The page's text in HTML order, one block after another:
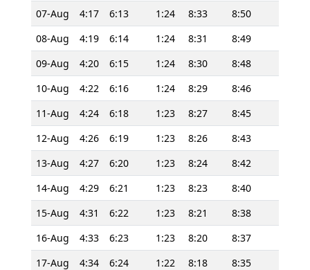
07-Aug
4:17 6:13 1:24 8:33
8:50
08-Aug
4:19 6:14 1:24 8:31
8:49
09-Aug
4:20 6:15 1:24 8:30
8:48
10-Aug
4:22 6:16 1:24 8:29
8:46
11-Aug
4:24 6:18 1:23 8:27
8:45
12-Aug
4:26 6:19 1:23 8:26
8:43
13-Aug
4:27 6:20 1:23 8:24
8:42
14-Aug
4:29 6:21 1:23 8:23
8:40
15-Aug
4:31 6:22 1:23 8:21
8:38
16-Aug
4:33 6:23 1:23 8:20
8:37
17-Aug
4:34 6:24 1:22 8:18
8:35